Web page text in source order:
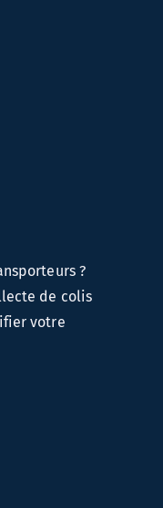
?
de colis
votre